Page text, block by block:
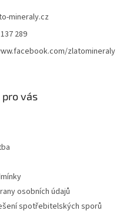
mineraly.cz
289
zlatomineraly
vás
osobních údajů
spotřebitelských sporů